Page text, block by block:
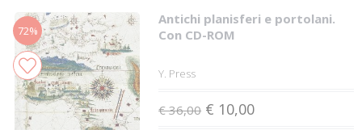
72%
Antichi planisferi e portolani.
Con CD-ROM
Y. Press
€ 36,00 € 10,00